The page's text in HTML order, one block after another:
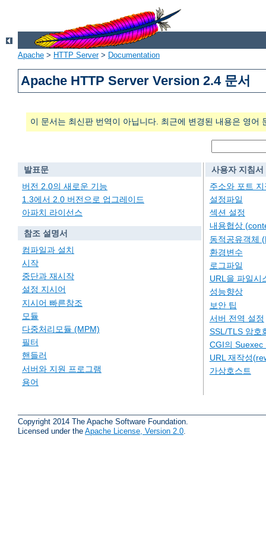
Apache > HTTP Server> Documentation
Apache HTTP Server Version 2.4 문서
이 문서는 최신판 번역이 아닙니다. 최근에 변경된 내용은 영어
발표문
버전 2.0의 새로운 기능
1.3에서 2.0 버전으로 업그레이드
아파치 라이선스
참조 설명서
컴파일과 설치
시작
중단과 재시작
설정 지시어
지시어 빠른참조
모듈
다중처리모듈 (MPM)
필터
핸들러
서버와 지원 프로그램
용어
사용자 지침서
주소와 포트 지
설정파일
섹션 설정
내용협상
동적공유객체
환경변수
로그파일
URL을 파일시
성능향상
보안 팁
서버 전역 설정
SSL/TLS 암호
CGI의 Suexec
URL 재작성
가상호스트
Copyright 2014 The Apache Software Foundation.
Licensed under the Apache License, Version 2.0